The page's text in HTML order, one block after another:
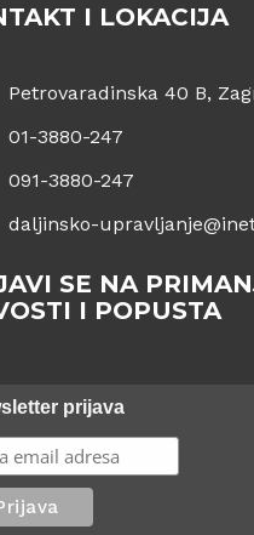
I LOKACIJA
Petrovaradinska 40 B,
01-3880-247
091-3880-247
daljinsko-
SE NA
I POPUSTA
prijava